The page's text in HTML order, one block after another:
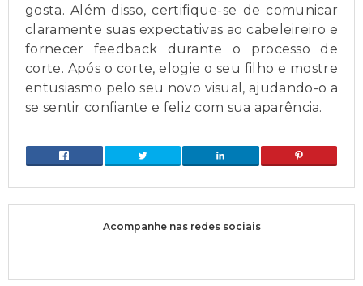
gosta. Além disso, certifique-se de comunicar
claramente suas expectativas ao cabeleireiro e
fornecer feedback durante o processo de
corte. Após o corte, elogie o seu filho e mostre
entusiasmo pelo seu novo visual, ajudando-o a
se sentir confiante e feliz com sua aparência.
Acompanhe nas redes sociais